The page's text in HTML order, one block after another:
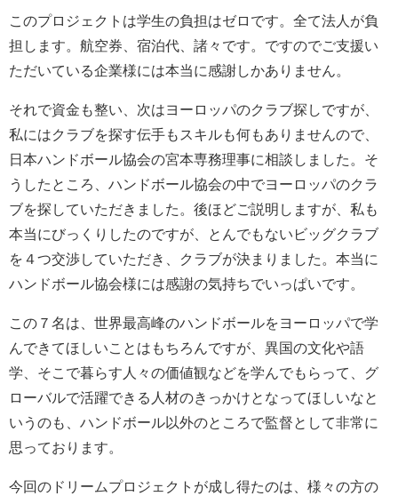
このプロジェクトは学生の負担はゼロです。全て法人が負
担します。航空券、宿泊代、諸々です。ですのでご支援い
ただいている企業様には本当に感謝しかありません。
それで資金も整い、次はヨーロッパのクラブ探しですが、
私にはクラブを探す伝手もスキルも何もありませんので、
日本ハンドボール協会の宮本専務理事に相談しました。そ
うしたところ、ハンドボール協会の中でヨーロッパのクラ
ブを探していただきました。後ほどご説明しますが、私も
本当にびっくりしたのですが、とんでもないビッグクラブ
を４つ交渉していただき、クラブが決まりました。本当に
ハンドボール協会様には感謝の気持ちでいっぱいです。
この７名は、世界最高峰のハンドボールをヨーロッパで学
んできてほしいことはもちろんですが、異国の文化や語
学、そこで暮らす人々の価値観などを学んでもらって、グ
ローバルで活躍できる人材のきっかけとなってほしいなと
いうのも、ハンドボール以外のところで監督として非常に
思っております。
今回のドリームプロジェクトが成し得たのは、様々の方の